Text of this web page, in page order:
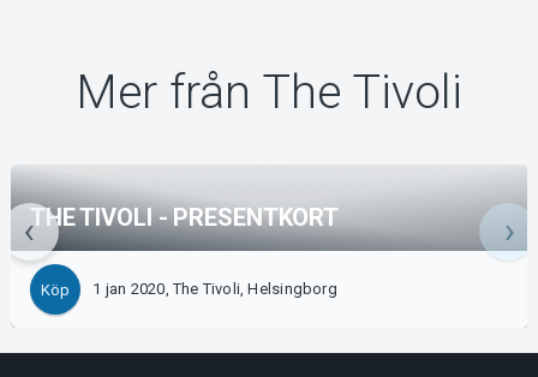
Mer från The Tivoli
THE TIVOLI - PRESENTKORT
Köp 1 jan 2020, The Tivoli, Helsingborg